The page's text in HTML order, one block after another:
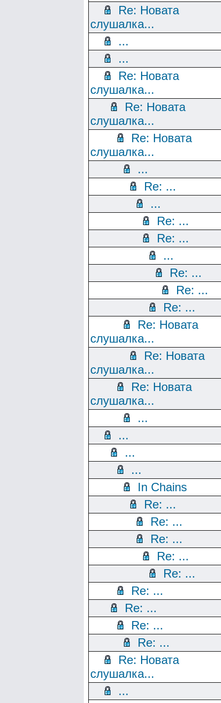
Re: Новата
слушалка...
...
...
Re: Новата
слушалка...
Re: Новата
слушалка...
Re: Новата
слушалка...
...
Re: ...
...
Re: ...
Re: ...
...
Re: ...
Re: ...
Re: ...
Re: Новата
слушалка...
Re: Новата
слушалка...
Re: Новата
слушалка...
...
...
...
...
In Chains
Re: ...
Re: ...
Re: ...
Re: ...
Re: ...
Re: ...
Re: ...
Re: ...
Re: ...
Re: Новата
слушалка...
...